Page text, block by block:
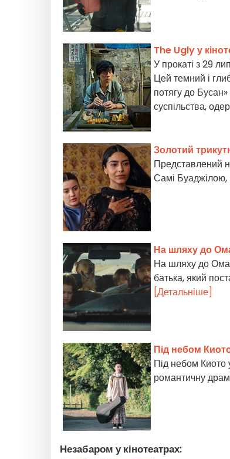
The Ugly у
У прокаті з 29
Цей темний і
потягу до
суспільства,
Золотий
Представлений
Самі
На шляху до
На шляху до
батька, який
[Детальніше]
Під небом
Під небом Киото
романтичну
Незабаром у кінотеатрах: